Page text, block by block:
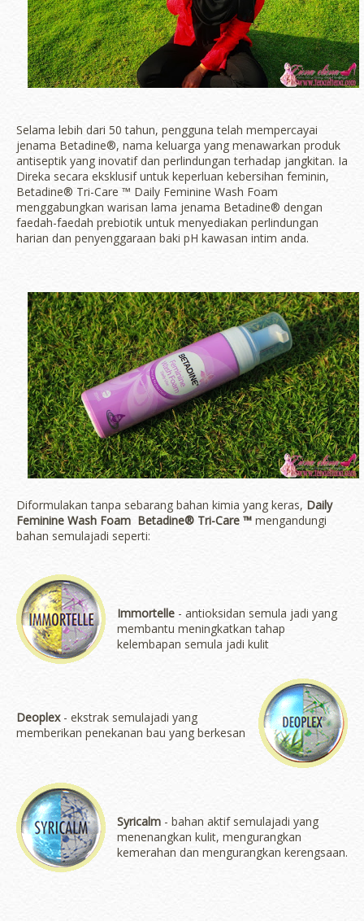
Selama lebih dari 50 tahun, pengguna telah mempercayai
jenama Betadine®, nama keluarga yang menawarkan produk
antiseptik yang inovatif dan perlindungan terhadap jangkitan. Ia
Direka secara eksklusif untuk keperluan kebersihan feminin,
Betadine® Tri-Care ™ Daily Feminine Wash Foam
menggabungkan warisan lama jenama Betadine® dengan
faedah-faedah prebiotik untuk menyediakan perlindungan
harian dan penyenggaraan baki pH kawasan intim anda.
Diformulakan tanpa sebarang bahan kimia yang keras, Daily
Feminine Wash Foam Betadine® Tri-Care ™ mengandungi
bahan semulajadi seperti:
Immortelle - antioksidan semula jadi yang
membantu meningkatkan tahap
kelembapan semula jadi kulit
Deoplex- ekstrak semulajadi yang
memberikan penekanan bau yang berkesan
Syricalm - bahan aktif semulajadi yang
menenangkan kulit, mengurangkan
kemerahan dan mengurangkan kerengsaan.